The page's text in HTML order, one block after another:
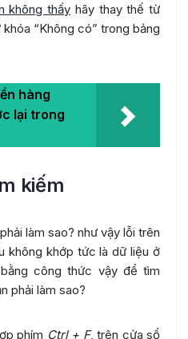
không thấy hãy thay thế từ
“Không có” trong bảng
hàng
lại trong
kiếm
làm sao? như vậy lỗi trên
không khớp tức là dữ liệu ở
công thức vậy để tìm
phải làm sao?
phím Ctrl + F, trên cửa sổ